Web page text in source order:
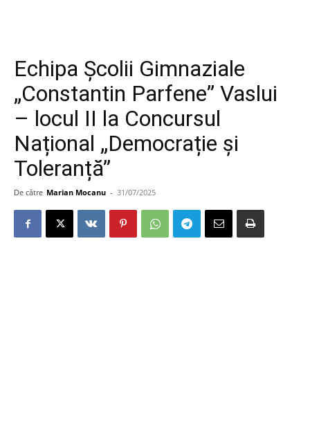
Echipa Școlii Gimnaziale
„Constantin Parfene” Vaslui
– locul II la Concursul
Național „Democrație și
Toleranță”
De către Marian Mocanu - 31/07/2025